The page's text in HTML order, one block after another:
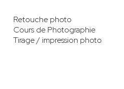
Retouche photo
Cours de Photographie
Tirage / impression photo